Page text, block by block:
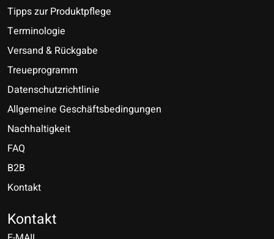
Tipps zur Produktpflege
Terminologie
Versand & Rückgabe
Treueprogramm
Datenschutzrichtlinie
Allgemeine Geschäftsbedingungen
Nachhaltigkeit
FAQ
B2B
Kontakt
Kontakt